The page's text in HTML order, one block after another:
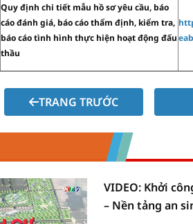
Quy định chi tiết mẫu hồ sơ yêu cầu, báo
cáo đánh giá, báo cáo thẩm định, kiểm tra,
báo cáo tình hình thực hiện hoạt động đấu
thầu
TRANG TRƯỚC
VIDEO: Khởi
– Nền tảng an